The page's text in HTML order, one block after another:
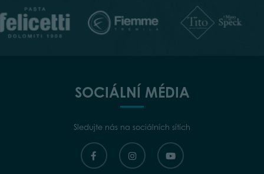
SOCIÁLNÍ MÉDIA
Sledujte nás na sociálních sítích